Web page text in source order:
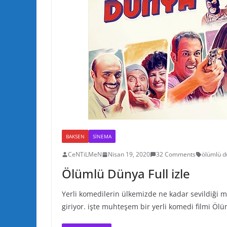
BAKSEN SINEMA
CeNTiLMeN Nisan 19, 2020 32 Comments ölümlü
Ölümlü Dünya Full izle
Yerli komedilerin ülkemizde ne kadar sevildiği
giriyor. işte muhteşem bir yerli komedi filmi